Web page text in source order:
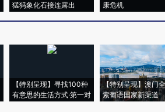
猛犸象化石接连露出
康危机
【特别呈现】寻找100种
有意思的生活方式·第一对
【特别呈现】澳门
索葡语国家新渠道